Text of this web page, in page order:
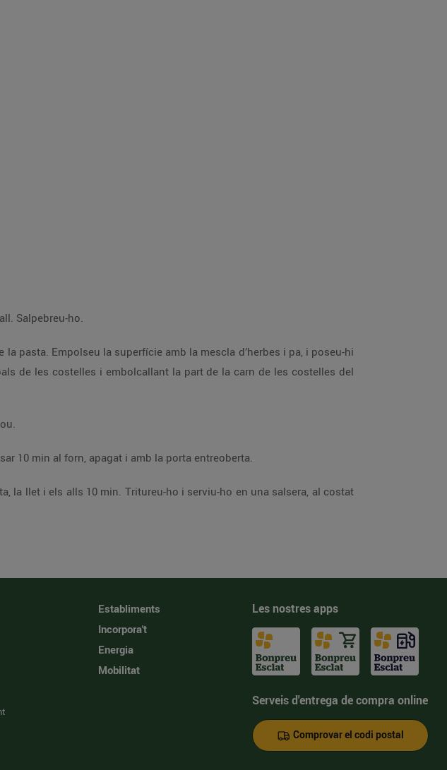
Salpebreu-ho.
pasta. Empolseu la superfície amb la mescla d’herbes i pa, i poseu-hi
de les costelles i embolcallant la part de la carn de les costelles del
10 min al forn, apagat i amb la porta entreoberta.
la llet i els alls 10 min. Tritureu-ho i serviu-ho en una salsera, al costat
Establiments
Incorpora't
Energia
Mobilitat
Les nostres apps
Serveis d'entrega de compra online
Comprovar el codi postal